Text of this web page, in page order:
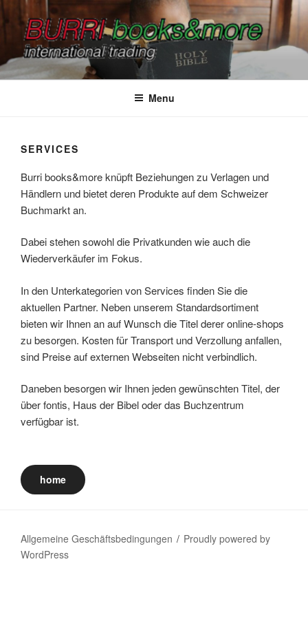
Salta
al
contenuto
BURRI BOOKS&MORE
international trading
Menu
SERVICES
Burri books&more knüpft Beziehungen zu Verlagen und
Händlern und bietet deren Produkte auf dem Schweizer
Buchmarkt an.
Dabei stehen sowohl die Privatkunden wie auch die
Wiederverkäufer im Fokus.
In den Unterkategorien von Services finden Sie die
aktuellen Partner. Neben unserem Standardsortiment
bieten wir Ihnen an auf Wunsch die Titel derer online-shops
zu besorgen. Kosten für Transport und Verzollung anfallen,
sind Preise auf externen Webseiten nicht verbindlich.
Daneben besorgen wir Ihnen jeden gewünschten Titel, der
über fontis, Haus der Bibel oder das Buchzentrum
verfügbar ist.
home
Allgemeine Geschäftsbedingungen
Proudly powered by
WordPress